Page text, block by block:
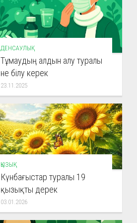
ДЕНСАУЛЫҚ
Тұмаудың алдын алу туралы
не білу керек
23.11.2025
ҚЫЗЫҚ
Күнбағыстар туралы 19
қызықты дерек
03.01.2026